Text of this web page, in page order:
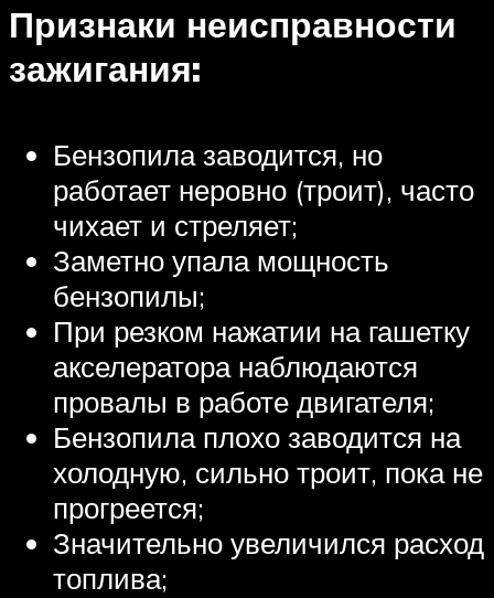
Признаки неисправности
зажигания:
Бензопила заводится, но
работает неровно (троит), часто
чихает и стреляет;
Заметно упала мощность
бензопилы;
При резком нажатии на гашетку
акселератора наблюдаются
провалы в работе двигателя;
Бензопила плохо заводится на
холодную, сильно троит, пока не
прогреется;
Значительно увеличился расход
топлива;